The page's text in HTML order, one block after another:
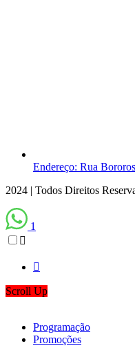
Endereço: Rua
2024 | Todos Direitos
1
Scroll Up
Programação
Promoções